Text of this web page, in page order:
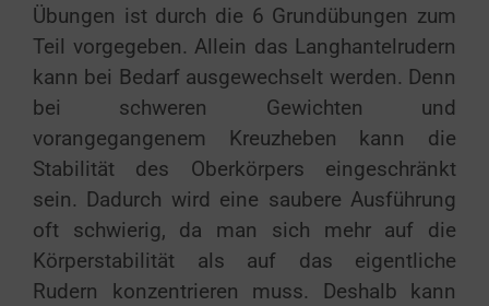
Übungen ist durch die 6 Grundübungen zum
Teil vorgegeben. Allein das Langhantelrudern
kann bei Bedarf ausgewechselt werden. Denn
bei schweren Gewichten und
vorangegangenem Kreuzheben kann die
Stabilität des Oberkörpers eingeschränkt
sein. Dadurch wird eine saubere Ausführung
oft schwierig, da man sich mehr auf die
Körperstabilität als auf das eigentliche
Rudern konzentrieren muss. Deshalb kann